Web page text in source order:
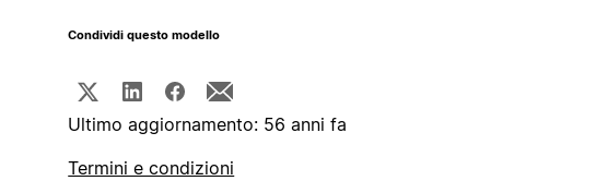
Condividi questo modello
Ultimo aggiornamento: 56 anni fa
Termini e condizioni